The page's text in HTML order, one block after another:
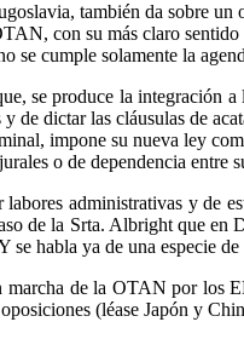
también da sobre
con su más claro
se cumple solamente la
se produce la integración
de dictar las cláusulas de
impone su nueva ley
o de dependencia entre
administrativas y de
de la Srta. Albright que
se habla ya de una especie
marcha de la OTAN por los
(léase Japón y